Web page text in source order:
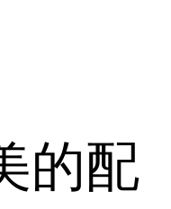
的配